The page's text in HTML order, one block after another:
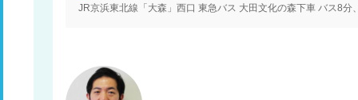
JR京浜東北線「大森」西口 東急バス 大田文化の森下車 バス8